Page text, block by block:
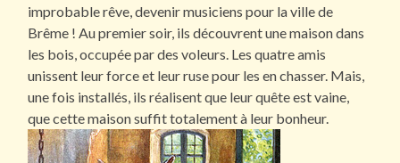
improbable rêve, devenir musiciens pour la ville de
Brême ! Au premier soir, ils découvrent une maison dans
les bois, occupée par des voleurs. Les quatre amis
unissent leur force et leur ruse pour les en chasser. Mais,
une fois installés, ils réalisent que leur quête est vaine,
que cette maison suffit totalement à leur bonheur.